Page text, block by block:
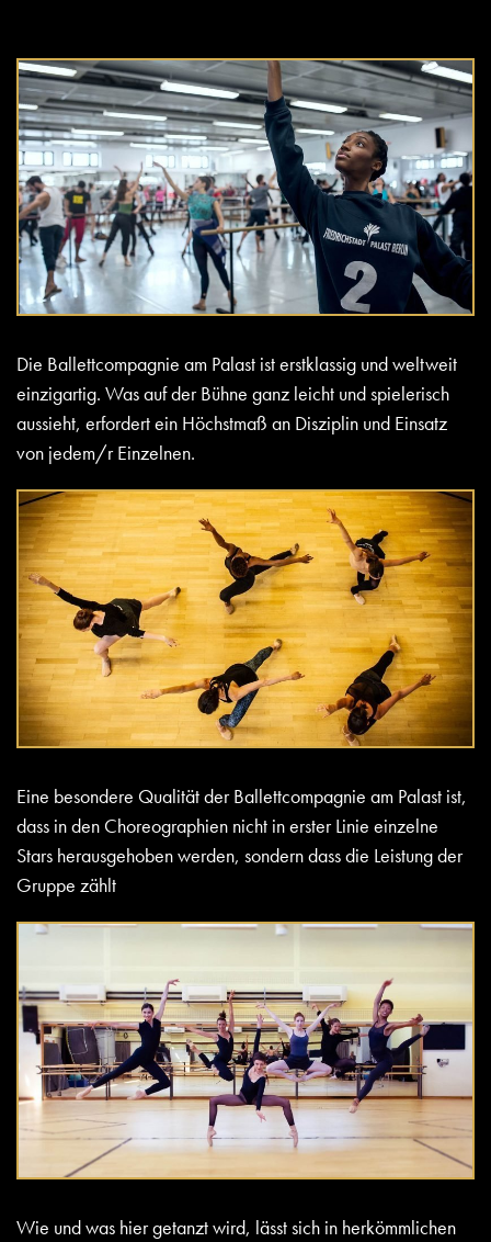
Die Ballettcompagnie am Palast ist erstklassig und weltweit
einzigartig. Was auf der Bühne ganz leicht und spielerisch
aussieht, erfordert ein Höchstmaß an Disziplin und Einsatz
von jedem/r Einzelnen.
Eine besondere Qualität der Ballettcompagnie am Palast ist,
dass in den Choreographien nicht in erster Linie einzelne
Stars herausgehoben werden, sondern dass die Leistung der
Gruppe zählt
Wie und was hier getanzt wird, lässt sich in herkömmlichen